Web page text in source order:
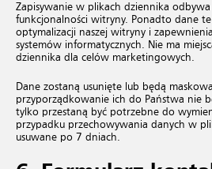
Zapisywanie w plikach dziennika
funkcjonalności witryny. Ponadto dane
optymalizacji naszej witryny i
systemów informatycznych. Nie ma
dziennika dla celów marketingowych.
Dane zostaną usunięte lub będą
przyporządkowanie ich do Państwa nie
tylko przestaną być potrzebne do
przypadku przechowywania danych w
usuwane po 7 dniach.